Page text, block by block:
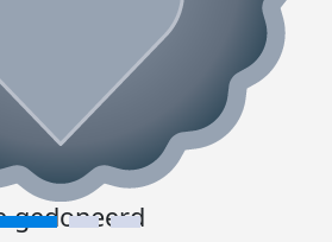
gedoneerd